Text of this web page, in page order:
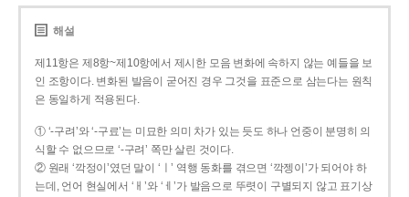
해설
제11항은 제8항~제10항에서 제시한 모음 변화에 속하지 않는 예들을 보
인 조항이다. 변화된 발음이 굳어진 경우 그것을 표준으로 삼는다는 원칙
은 동일하게 적용된다.
① ‘-구려’와 ‘-구료’는 미묘한 의미 차가 있는 듯도 하나 언중이 분명히 의
식할 수 없으므로 ‘-구려’ 쪽만 살린 것이다.
② 원래 ‘깍정이’였던 말이 ‘ㅣ’ 역행 동화를 겪으면 ‘깍젱이’가 되어야 하
는데, 언어 현실에서 ‘ㅐ’와 ‘ㅔ’가 발음으로 뚜렷이 구별되지 않고 표기상